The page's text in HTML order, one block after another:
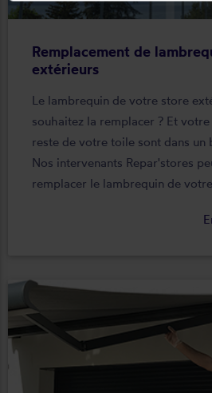
Remplacement de
extérieurs
Le lambrequin de votre store
souhaitez la remplacer ? Et
reste de votre toile sont dans un
Nos intervenants Repar'stores
remplacer le lambrequin de